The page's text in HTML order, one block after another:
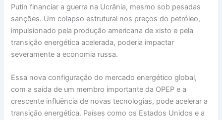
Putin financiar a guerra na Ucrânia, mesmo sob pesadas
sanções. Um colapso estrutural nos preços do petróleo,
impulsionado pela produção americana de xisto e pela
transição energética acelerada, poderia impactar
severamente a economia russa.
Essa nova configuração do mercado energético global,
com a saída de um membro importante da OPEP e a
crescente influência de novas tecnologias, pode acelerar a
transição energética. Países como os Estados Unidos e a